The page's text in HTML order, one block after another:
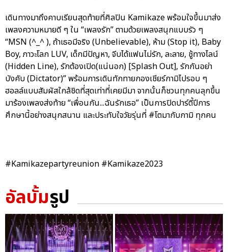
เดินทางมาถึงคาบเรียนสุดท้ายที่ศิลปิน Kamikaze พร้อมใจขึ้นมาส่ง
เพลงความหมายดี ๆ ใน “เพลงรัก” ตามด้วยเพลงสนุกแบบรัว ๆ
“MSN (^_^ ), ถ้าเธอมีจริง (Unbelievable), ห้าม (Stop it), Baby
Boy, ภาวะโลก LUV, เด็กมีปัญหา, จีบได้แฟนไม่รัก, ละลาย, ชู้ทางไลน์
(Hidden Line), รักต้องเปิด(แน่นอก) [Splash Out], รักกันอย่า
บังคับ (Dictator)” พร้อมการเดินทักทายกองเชียร์กามิไปรอบ ๆ
ฮอลล์แบบสัมผัสใกล้ชิดที่สุดเท่าที่เคยมีมา จากนั้นก็ชวนทุกคนลุกขึ้น
มาร้องเพลงส่งท้าย “เพื่อนกัน...ฉันรักเธอ” เป็นการปิดปาร์ตี้ปีการ
ศึกษานี้อย่างสนุกสนาน และประทับใจวัยรุ่นที่ #โตมากับกามิ ทุกคน
#Kamikazepartyreunion #Kamikaze2023
อัลบั้มรูป